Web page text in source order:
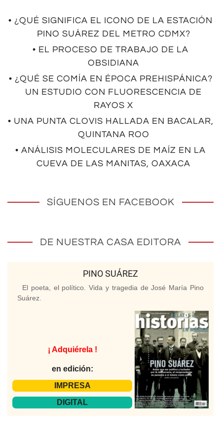
• ¿QUÉ SIGNIFICA EL ICONO DE LA ESTACIÓN
PINO SUÁREZ DEL METRO CDMX?
• EL PROCESO DE TRABAJO DE LA
OBSIDIANA
• ¿QUÉ SE COMÍA EN ÉPOCA PREHISPÁNICA?
UN ESTUDIO CON FLUORESCENCIA DE
RAYOS X
• UNA PUNTA CLOVIS HALLADA EN BACALAR,
QUINTANA ROO
• ANÁLISIS MOLECULARES DE MAÍZ EN LA
CUEVA DE LAS MANITAS, OAXACA
SÍGUENOS EN FACEBOOK
DE NUESTRA CASA EDITORA
PINO SUÁREZ
El poeta, el político. Vida y tragedia de José María Pino
Suárez.
¡ Adquiérela !
en edición:
IMPRESA
DIGITAL